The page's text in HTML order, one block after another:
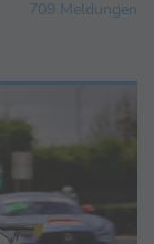
709 Meldungen